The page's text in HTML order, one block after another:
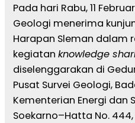
Pada hari Rabu, 11
Geologi menerima
Harapan Sleman dalam
kegiatan knowledge
diselenggarakan di
Pusat Survei Geologi,
Kementerian Energi dan
Soekarno–Hatta No.